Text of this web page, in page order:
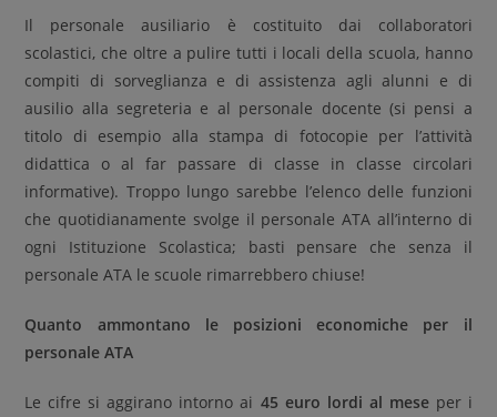
Il personale ausiliario è costituito dai collaboratori
scolastici, che oltre a pulire tutti i locali della scuola, hanno
compiti di sorveglianza e di assistenza agli alunni e di
ausilio alla segreteria e al personale docente (si pensi a
titolo di esempio alla stampa di fotocopie per l’attività
didattica o al far passare di classe in classe circolari
informative). Troppo lungo sarebbe l’elenco delle funzioni
che quotidianamente svolge il personale ATA all’interno di
ogni Istituzione Scolastica; basti pensare che senza il
personale ATA le scuole rimarrebbero chiuse!
Quanto ammontano le posizioni economiche per il
personale ATA
Le cifre si aggirano intorno ai 45 euro lordi al meseper i